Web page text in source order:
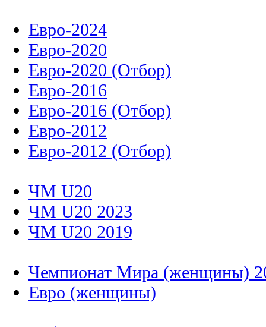
Евро-2024
Евро-2020
Евро-2020 (Отбор)
Евро-2016
Евро-2016 (Отбор)
Евро-2012
Евро-2012 (Отбор)
ЧМ U20
ЧМ U20 2023
ЧМ U20 2019
Чемпионат Мира (женщины)
Евро (женщины)